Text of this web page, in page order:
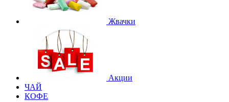
Жвачки
Акции
ЧАЙ
КОФЕ